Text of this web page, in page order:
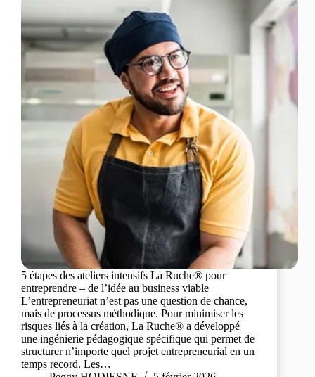
5 étapes des ateliers intensifs La Ruche® pour
entreprendre – de l’idée au business viable
L’entrepreneuriat n’est pas une question de chance,
mais de processus méthodique. Pour minimiser les
risques liés à la création, La Ruche® a développé
une ingénierie pédagogique spécifique qui permet de
structurer n’importe quel projet entrepreneurial en un
temps record. Les…